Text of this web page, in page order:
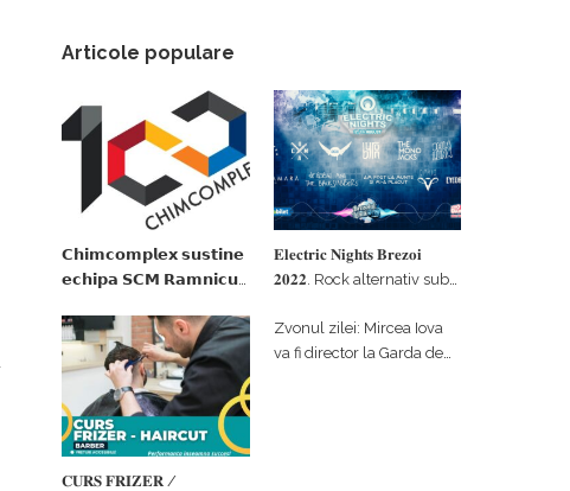
Articole populare
𝗖𝗵𝗶𝗺𝗰𝗼𝗺𝗽𝗹𝗲𝘅 𝘀𝘂𝘀𝘁𝗶𝗻𝗲
𝗲𝗰𝗵𝗶𝗽𝗮 𝗦𝗖𝗠 𝗥𝗮𝗺𝗻𝗶𝗰𝘂
𝗽𝗮𝗿𝘁𝗲𝗻𝗲𝗿 𝗳𝗶𝗻𝗮𝗻𝘁𝗮𝘁𝗼𝗿
𝐄𝐥𝐞𝐜𝐭𝐫𝐢𝐜 𝐍𝐢𝐠𝐡𝐭𝐬 𝐁𝐫𝐞𝐳𝐨𝐢
𝟐𝟎𝟐𝟐. Rock alternativ sub
#𝐁𝐫𝐞𝐳𝐨𝐢𝐮𝐥𝐋𝐮𝐦𝐢𝐢
𝐂𝐔𝐑𝐒 𝐅𝐑𝐈𝐙𝐄𝐑 /
Zvonul zilei: Mircea Iova
va fi director la Garda de